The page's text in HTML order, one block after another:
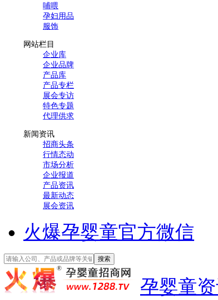
哺喂
孕妇用品
服饰
网站栏目
企业库
企业品牌
产品库
产品专栏
展会专访
特色专题
代理供求
新闻资讯
招商头条
行情态动
市场分析
企业报道
产品资讯
最新动态
展会资讯
火爆孕婴童官方微信
孕婴童